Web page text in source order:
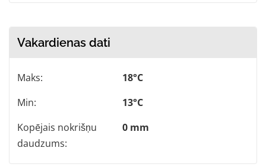
Vakardienas dati
Maks:
18°C
Min:
13°C
Kopējais nokrišņu
daudzums:
0 mm